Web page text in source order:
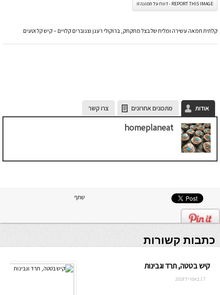
REPORT THIS IMAGE - דווח על תמונה זו
קלתית חמאה עשירה ומלית של בצל מתקתק, ברוקולי רענן וצנוברים קלויים – קיש קל וטעים
אודות מתכונים אחרונים צרו קשר
homeplaneat
שתף
כתבות קשורות
קיש בטטה, תרד וגבינות
17 באפריל 2018